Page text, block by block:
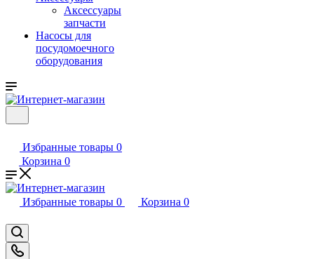
Аксессуары
запчасти
Насосы для
посудомоечного
оборудования
Избранные товары 0
Корзина 0
Избранные товары 0 Корзина 0